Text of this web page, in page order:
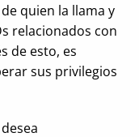
quien la llama y
relacionados con
de esto, es
sus privilegios